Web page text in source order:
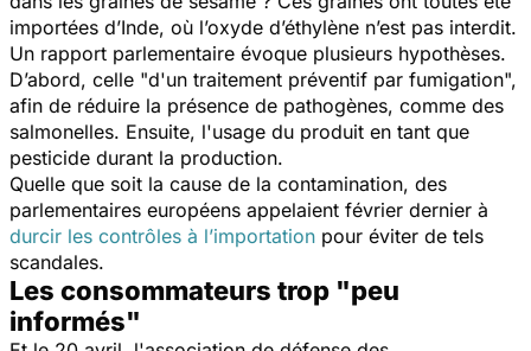
importées d’Inde, où l’oxyde d’éthylène n’est pas interdit.
Un rapport parlementaire évoque plusieurs hypothèses.
D’abord, celle "d'un traitement préventif par fumigation",
afin de réduire la présence de pathogènes, comme des
salmonelles. Ensuite, l'usage du produit en tant que
pesticide durant la production.
Quelle que soit la cause de la contamination, des
parlementaires européens appelaient février dernier à
durcir les contrôles à l’importation pour éviter de tels
scandales.
Les consommateurs trop "peu
informés"